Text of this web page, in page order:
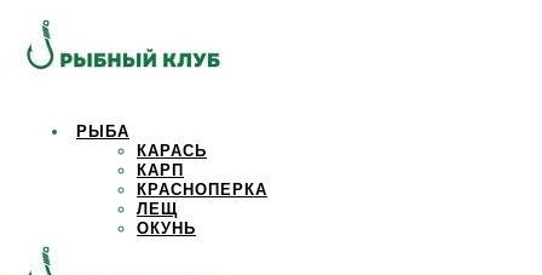
РЫБА
КАРАСЬ
КАРП
КРАСНОПЕРКА
ЛЕЩ
ОКУНЬ